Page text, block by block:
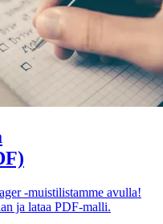
-muistilistamme avulla!
ja lataa PDF-malli.